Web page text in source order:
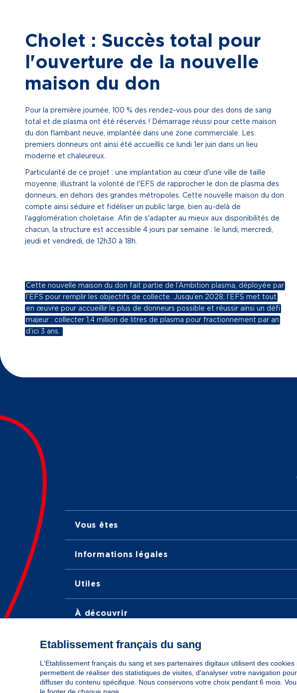
Cholet : Succès total pour
l'ouverture de la nouvelle
maison du don
Pour la première journée, 100 % des rendez-vous pour des dons de sang
total et de plasma ont été réservés ! Démarrage réussi pour cette maison
du don flambant neuve, implantée dans une zone commerciale. Les
premiers donneurs ont ainsi été accueillis ce lundi 1er juin dans un lieu
moderne et chaleureux.
Particularité de ce projet : une implantation au cœur d'une ville de taille
moyenne, illustrant la volonté de l'EFS de rapprocher le don de plasma des
donneurs, en dehors des grandes métropoles. Cette nouvelle maison du don
compte ainsi séduire et fidéliser un public large, bien au-delà de
l'agglomération choletaise. Afin de s'adapter au mieux aux disponibilités de
chacun, la structure est accessible 4 jours par semaine : le lundi, mercredi,
jeudi et vendredi, de 12h30 à 18h.
Cette nouvelle maison du don fait partie de l’Ambition plasma, déployée par
l’EFS pour remplir les objectifs de collecte. Jusqu’en 2028, l’EFS met tout
en œuvre pour accueillir le plus de donneurs possible et réussir ainsi un défi
majeur : collecter 1,4 million de litres de plasma pour fractionnement par an
d’ici 3 ans.
Vous êtes
Informations légales
Utiles
À découvrir
Nous suivre
LinkedIn
TwitterTikTokInstagram
Facebook
YouTube
Etablissement français du sang
L'Etablissement français du sang et ses partenaires digitaux utilisent des
permettent de réaliser des statistiques de visites, d'analyser votre navigation
diffuser du contenu spécifique. Nous conservons votre choix pendant 6 mois.